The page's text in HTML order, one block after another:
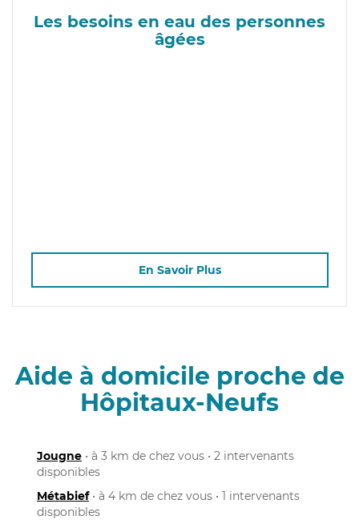
Les besoins en eau des personnes
âgées
En Savoir Plus
Aide à domicile proche de
Hôpitaux-Neufs
Jougne • à 3 km de chez vous • 2 intervenants
disponibles
Métabief• à 4 km de chez vous • 1 intervenants
disponibles